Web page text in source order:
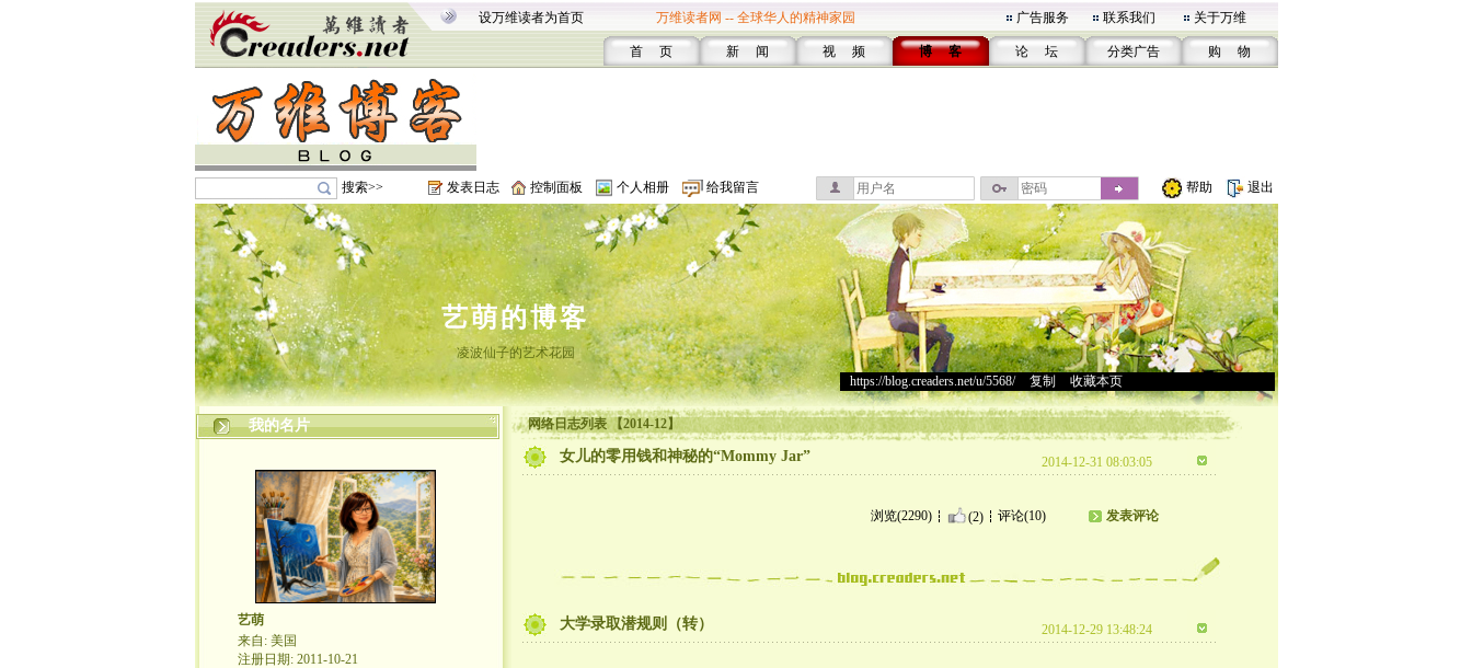
设万维读者为首页 万维读者网 -- 全球华人的精神家园 广告服务 联系我们 关于万维
首 页 新 闻 视 频 博 客 论 坛 分类广告 购 物
搜索>> 发表日志 控制面板 个人相册 给我留言 帮助 退出
艺萌的博客
凌波仙子的艺术花园
https://blog.creaders.net/u/5568/> 复制 收藏本页
我的名片
艺萌
来自: 美国
注册日期: 2011-10-21
网络日志列表 【2014-12】
女儿的零用钱和神秘的“Mommy Jar” 2014-12-31 08:03:05
浏览(2290) (2) 评论(10) 发表评论
大学录取潜规则（转） 2014-12-29 13:48:24